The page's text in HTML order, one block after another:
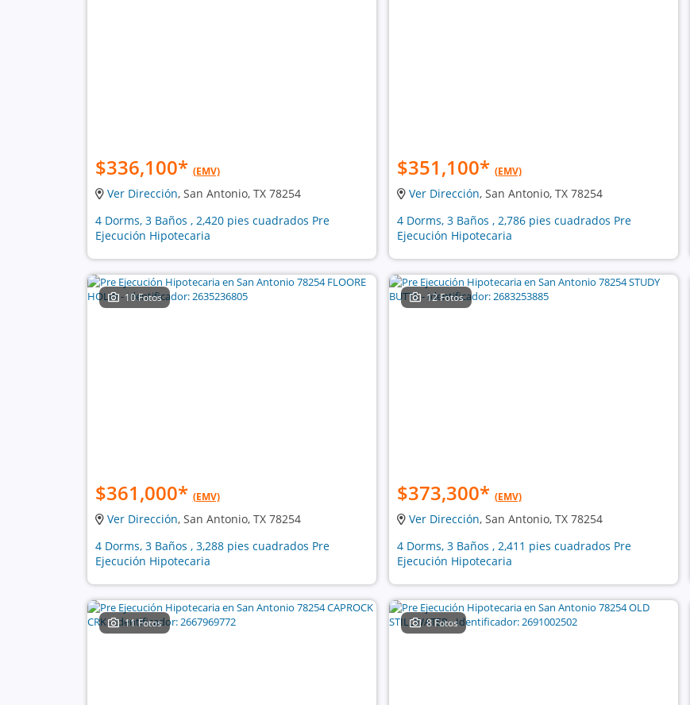
$336,100* (EMV)
Ver Dirección, San Antonio, TX 78254
4 Dorms, 3 Baños , 2,420 pies cuadrados Pre
Ejecución Hipotecaria
$351,100* (EMV)
Ver Dirección, San Antonio, TX 78254
4 Dorms, 3 Baños , 2,786 pies cuadrados Pre
Ejecución Hipotecaria
10 Fotos
$361,000* (EMV)
Ver Dirección, San Antonio, TX 78254
4 Dorms, 3 Baños , 3,288 pies cuadrados Pre
Ejecución Hipotecaria
12 Fotos
$373,300* (EMV)
Ver Dirección, San Antonio, TX 78254
4 Dorms, 3 Baños , 2,411 pies cuadrados Pre
Ejecución Hipotecaria
11 Fotos 8 Fotos